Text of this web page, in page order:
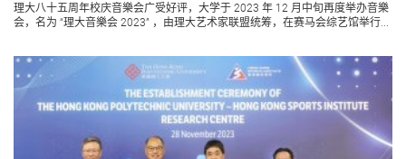
理大⼋十五周年校庆音樂会广受好评，大学于 2023 年 12 月中旬再度举办音樂
会，名为 “理大音樂会 2023” ，由理大艺术家联盟统筹，在赛马会综艺馆举行...